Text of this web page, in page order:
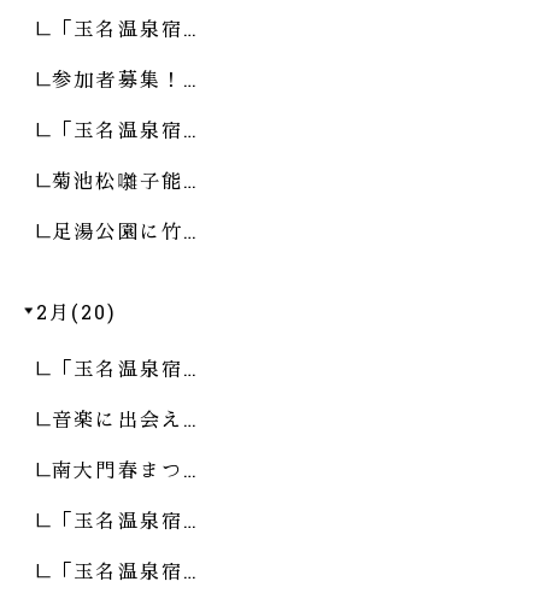
「玉名温泉宿…
参加者募集！…
「玉名温泉宿…
菊池松囃子能…
足湯公園に竹…
2月(20)
「玉名温泉宿…
音楽に出会え…
南大門春まつ…
「玉名温泉宿…
「玉名温泉宿…